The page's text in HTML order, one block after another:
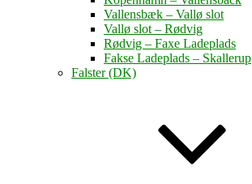
Vallensbæk – Vallø slot
Vallø slot – Rødvig
Rødvig – Faxe Ladeplads
Fakse Ladeplads – Skallerup
Falster (DK)